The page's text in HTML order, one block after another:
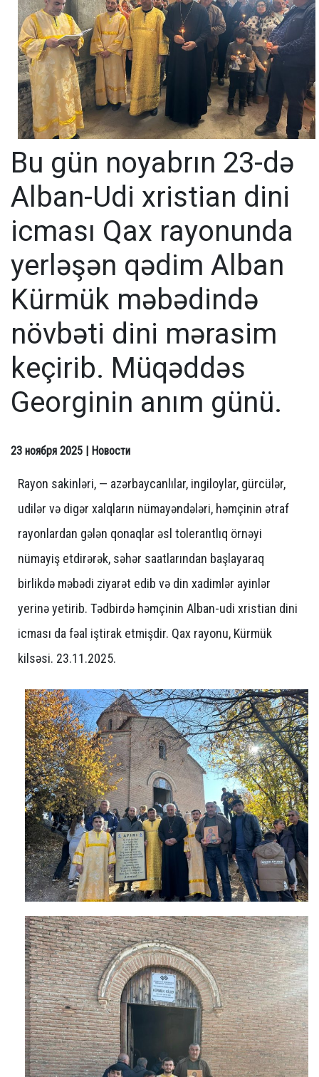
Bu gün noyabrın 23-də
Alban-Udi xristian dini
icması Qax rayonunda
yerləşən qədim Alban
Kürmük məbədində
növbəti dini mərasim
keçirib. Müqəddəs
Georginin anım günü.
23 ноября 2025 | Новости
Rayon sakinləri, — azərbaycanlılar, ingiloylar, gürcülər,
udilər və digər xalqların nümayəndələri, həmçinin ətraf
rayonlardan gələn qonaqlar əsl tolerantlıq örnəyi
nümayiş etdirərək, səhər saatlarından başlayaraq
birlikdə məbədi ziyarət edib və din xadimlər ayinlər
yerinə yetirib. Tədbirdə həmçinin Alban-udi xristian dini
icması da fəal iştirak etmişdir. Qax rayonu, Kürmük
kilsəsi. 23.11.2025.